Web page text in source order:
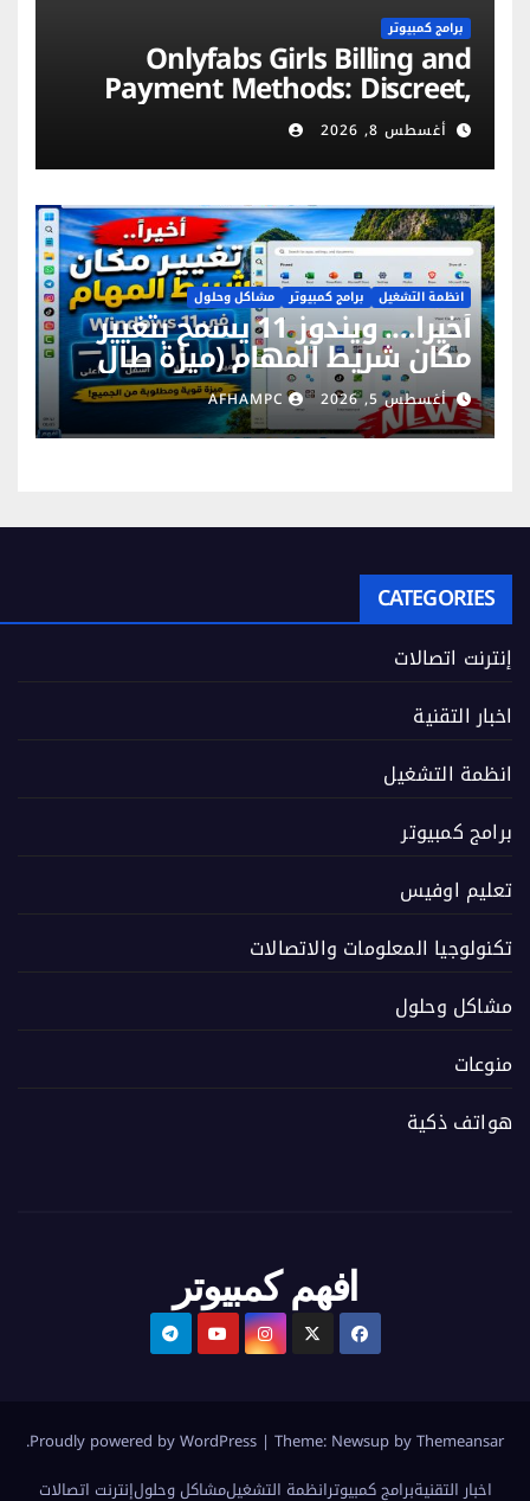
برامج كمبيوتر
Onlyfabs Girls Billing and
Payment Methods: Discreet,
Secure & Flexible Options
أغسطس 8, 2026
انظمة التشغيل برامج كمبيوتر مشاكل وحلول
أخيراً…. ويندوز 11 يسمح بتغيير
مكان شريط المهام (ميزة طال
انتظارها)
أغسطس 5, 2026 AFHAMPC
CATEGORIES
إنترنت اتصالات
اخبار التقنية
انظمة التشغيل
برامج كمبيوتر
تعليم اوفيس
تكنولوجيا المعلومات والاتصالات
مشاكل وحلول
منوعات
هواتف ذكية
افهم كمبيوتر
Proudly powered by WordPress | Theme: Newsup byThemeansar
.
اخبار التقنيةبرامج كمبيوترانظمة التشغيلمشاكل وحلولإنترنت اتصالات